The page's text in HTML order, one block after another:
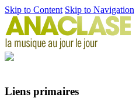
Skip to Content Skip to Navigation
Liens primaires